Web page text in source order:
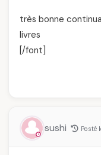
très bonne
livres
[/font]
sushi Posté